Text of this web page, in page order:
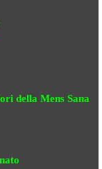
della Mens Sana